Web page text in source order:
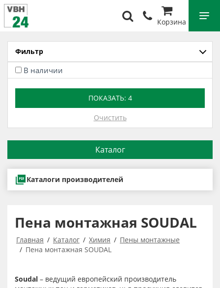
Корзина
Фильтр
В наличии
ПОКАЗАТЬ: 4
Очистить
Каталог
Каталоги производителей
Пена монтажная SOUDAL
Главная Каталог Химия
Пены монтажные
Пена монтажная SOUDAL
Soudal – ведущий европейский производитель